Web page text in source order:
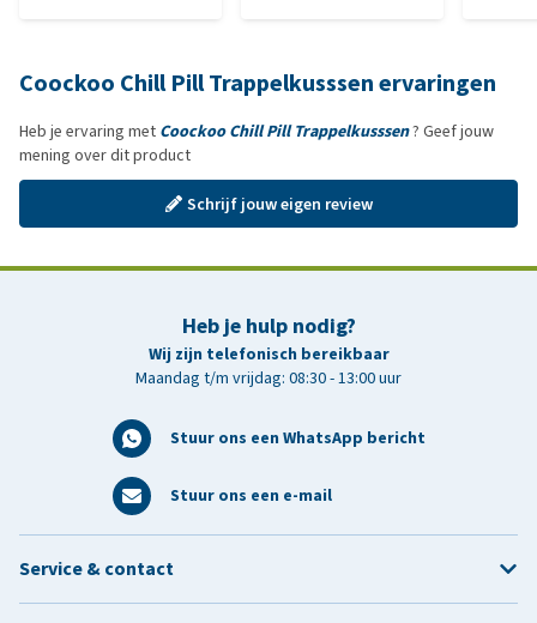
Coockoo Chill Pill Trappelkusssen ervaringen
Heb je ervaring met Coockoo Chill Pill Trappelkusssen? Geef jouw
mening over dit product
Schrijf jouw eigen review
Heb je hulp nodig?
Wij zijn telefonisch bereikbaar
Maandag t/m vrijdag: 08:30 - 13:00 uur
Stuur ons een WhatsApp bericht
Stuur ons een e-mail
Service & contact